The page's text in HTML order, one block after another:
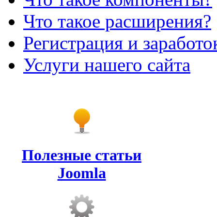
Что такое расширения?
Регистрация и
Услуги нашего сайта
Полезные статьи
Joomla